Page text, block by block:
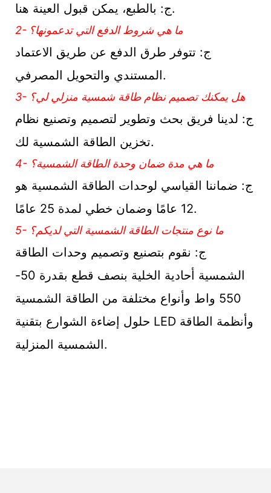
ج: بالطبع، يمكن قبول العينة هنا.
2- ما هي شروط الدفع التي تدعمونها؟
ج: تتوفر طرق الدفع عن طريق الاعتماد
المستندي والتحويل المصرفي.
3- هل يمكنك تصميم نظام طاقة شمسية منزلي لي؟
ج: لدينا فريق بحث وتطوير لتصميم وتصنيع نظام
تخزين الطاقة الشمسية لك.
4- ما هي مدة ضمان وحدة الطاقة الشمسية؟
ج: ضماننا القياسي لوحدات الطاقة الشمسية هو
12 عامًا وضمان خطي لمدة 25 عامًا.
5- ما نوع منتجات الطاقة الشمسية التي لديكم؟
ج: نقوم بتصنيع وتصميم وحدات الطاقة
الشمسية أحادية الخلية بنصف قطع بقدرة 50-
550 واط وأنواع مختلفة من الطاقة الشمسية
حلول إضاءة الشوارع بتقنية LED وأنظمة الطاقة
الشمسية المنزلية.